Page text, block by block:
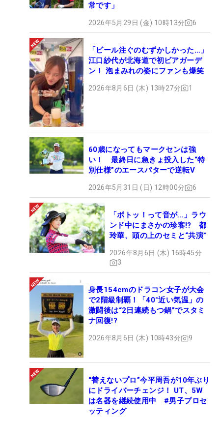
常です」
2026年5月29日 (金) 10時13分 6
「ビール注ぐのむずかしかった…」
江口紗代が北海道で初ビアガーデ
ン！ 泡まみれの姿にファンも爆笑
2026年8月6日 (木) 13時27分 1
60歳になってもマークセンは強
い！ 最終日に急きょ投入した“特
別仕様”のエースパターで逆転V
2026年5月31日 (日) 12時00分 6
「ボトッ！って音が…」ラウ
ンド中にまさかの珍客!? 都
玲華、頭の上のセミと“共演”
2026年8月6日 (木) 16時45分
3
身長154cmのドラコン女子が大会
で2階級制覇！「40°近い気温」の
激闘後は“2日連続もつ鍋”でスタミ
ナ回復!?
2026年8月6日 (木) 10時43分 9
“替えないプロ”今平周吾が10年ぶり
にドライバーチェンジ！ UT、5W
は名器を継続使用中 #男子プロセ
ッティング